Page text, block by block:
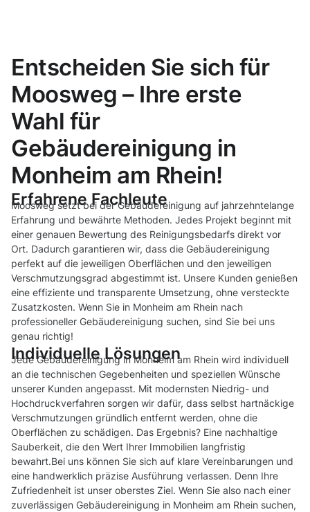
Entscheiden Sie sich für
Moosweg – Ihre erste
Wahl für
Gebäudereinigung in
Monheim am Rhein!
Erfahrene Fachleute
Moosweg setzt bei der Gebäudereinigung auf jahrzehntelange
Erfahrung und bewährte Methoden. Jedes Projekt beginnt mit
einer genauen Bewertung des Reinigungsbedarfs direkt vor
Ort. Dadurch garantieren wir, dass die Gebäudereinigung
perfekt auf die jeweiligen Oberflächen und den jeweiligen
Verschmutzungsgrad abgestimmt ist. Unsere Kunden genießen
eine effiziente und transparente Umsetzung, ohne versteckte
Zusatzkosten. Wenn Sie in Monheim am Rhein nach
professioneller Gebäudereinigung suchen, sind Sie bei uns
genau richtig!
Individuelle Lösungen
Jede Gebäudereinigung in Monheim am Rhein wird individuell
an die technischen Gegebenheiten und speziellen Wünsche
unserer Kunden angepasst. Mit modernsten Niedrig- und
Hochdruckverfahren sorgen wir dafür, dass selbst hartnäckige
Verschmutzungen gründlich entfernt werden, ohne die
Oberflächen zu schädigen. Das Ergebnis? Eine nachhaltige
Sauberkeit, die den Wert Ihrer Immobilien langfristig
bewahrt.Bei uns können Sie sich auf klare Vereinbarungen und
eine handwerklich präzise Ausführung verlassen. Denn Ihre
Zufriedenheit ist unser oberstes Ziel. Wenn Sie also nach einer
zuverlässigen Gebäudereinigung in Monheim am Rhein suchen,